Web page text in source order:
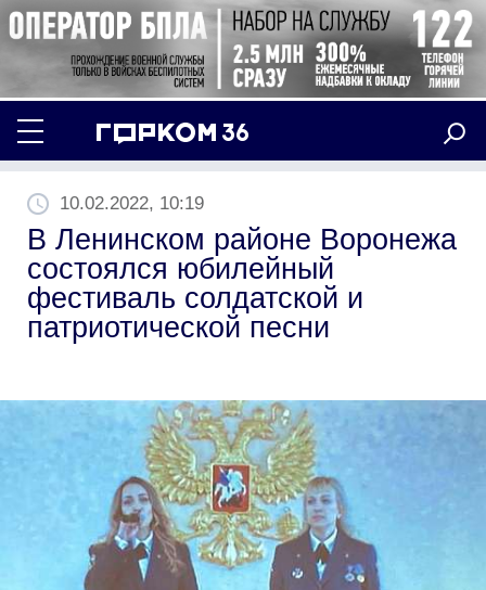
10.02.2022, 10:19
В Ленинском районе Воронежа
состоялся юбилейный
фестиваль солдатской и
патриотической песни